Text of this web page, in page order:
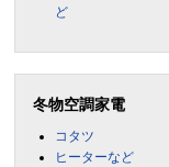
ど
冬物空調家電
コタツ
ヒーターなど